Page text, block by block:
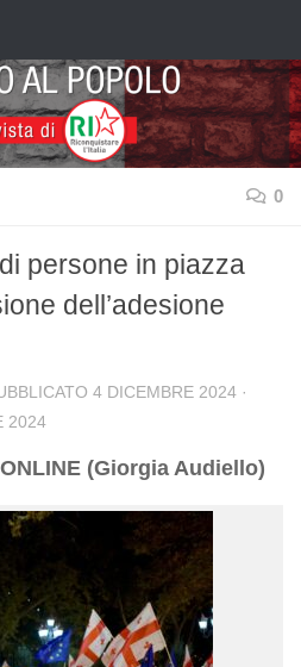
0
persone in piazza
dell’adesione
4 DICEMBRE 2024 ·
2024
(Giorgia Audiello)